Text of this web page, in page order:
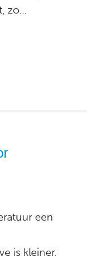
zo…
een
is kleiner.